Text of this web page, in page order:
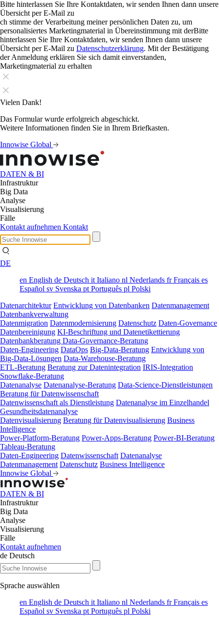
Bitte hinterlassen Sie Ihre Kontaktdaten, wir senden Ihnen dann unsere
Übersicht per E-Mail zu
ch stimme der Verarbeitung meiner persönlichen Daten zu, um
personalisiertes Marketingmaterial in Übereinstimmung mit derBitte
hinterlassen Sie Ihre Kontaktdaten, wir senden Ihnen dann unsere
Übersicht per E-Mail zu Datenschutzerklärung. Mit der Bestätigung
der Anmeldung erklären Sie sich damit einverstanden,
Marketingmaterial zu erhalten
Vielen Dank!
Das Formular wurde erfolgreich abgeschickt.
Weitere Informationen finden Sie in Ihrem Briefkasten.
Innowise Global
DATEN & BI
Infrastruktur
Big Data
Analyse
Visualisierung
Fälle
Kontakt aufnehmen Kontakt
DE
en English de Deutsch it Italiano nl Nederlands frFrançais es
Español sv Svenska pt Português pl Polski
Datenarchitektur Entwicklung von Datenbanken Datenmanagement
Datenbankverwaltung
Datenmigration Datenmodernisierung Datenschutz Daten-Governance
Datenbereinigung KI-Beschriftung und Datenetikettierung
Datenbankberatung Data-Governance-Beratung
Daten-Engineering DataOps Big-Data-Beratung Entwicklung von
Big-Data-Lösungen Data-Warehouse-Beratung
ETL-Beratung Beratung zur Datenintegration IRIS-Integration
Snowflake-Beratung
Datenanalyse Datenanalyse-Beratung Data-Science-Dienstleistungen
Beratung für Datenwissenschaft
Datenwissenschaft als Dienstleistung Datenanalyse im Einzelhandel
Gesundheitsdatenanalyse
Datenvisualisierung Beratung für Datenvisualisierung Business
Intelligence
Power-Platform-Beratung Power-Apps-Beratung Power-BI-Beratung
Tableau-Beratung
Daten-Engineering Datenwissenschaft Datenanalyse
Datenmanagement Datenschutz Business Intelligence
Innowise Global
DATEN & BI
Infrastruktur
Big Data
Analyse
Visualisierung
Fälle
Kontakt aufnehmen
de Deutsch
Sprache auswählen
en English de Deutsch it Italiano nl Nederlands frFrançais es
Español sv Svenska pt Português pl Polski